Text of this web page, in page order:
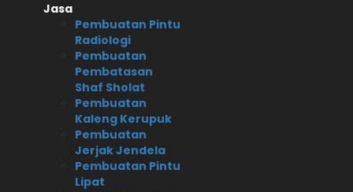
Jasa
Pembuatan Pintu
Radiologi
Pembuatan
Pembatasan
Shaf Sholat
Pembuatan
Kaleng Kerupuk
Pembuatan
Jerjak Jendela
Pembuatan Pintu
Lipat